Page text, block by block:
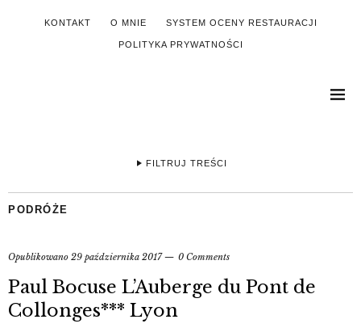
KONTAKT O MNIE SYSTEM OCENY RESTAURACJI
POLITYKA PRYWATNOŚCI
FILTRUJ TREŚCI
PODRÓŻE
Opublikowano 29 października 2017 0 Comments
Paul Bocuse L’Auberge du Pont de
Collonges*** Lyon